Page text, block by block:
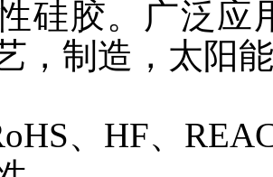
硅胶。广泛应
，制造，太阳
、HF、